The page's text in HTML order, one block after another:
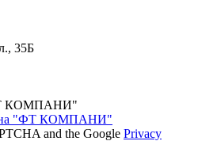
35Б
КОМПАНИ"
"ФТ КОМПАНИ"
and the Google Privacy